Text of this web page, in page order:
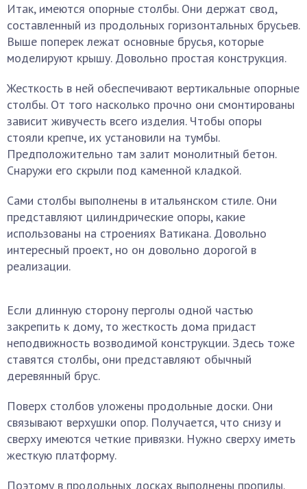
Итак, имеются опорные столбы. Они держат свод,
составленный из продольных горизонтальных брусьев.
Выше поперек лежат основные брусья, которые
моделируют крышу. Довольно простая конструкция.
Жесткость в ней обеспечивают вертикальные опорные
столбы. От того насколько прочно они смонтированы
зависит живучесть всего изделия. Чтобы опоры
стояли крепче, их установили на тумбы.
Предположительно там залит монолитный бетон.
Снаружи его скрыли под каменной кладкой.
Сами столбы выполнены в итальянском стиле. Они
представляют цилиндрические опоры, какие
использованы на строениях Ватикана. Довольно
интересный проект, но он довольно дорогой в
реализации.
Если длинную сторону перголы одной частью
закрепить к дому, то жесткость дома придаст
неподвижность возводимой конструкции. Здесь тоже
ставятся столбы, они представляют обычный
деревянный брус.
Поверх столбов уложены продольные доски. Они
связывают верхушки опор. Получается, что снизу и
сверху имеются четкие привязки. Нужно сверху иметь
жесткую платформу.
Поэтому в продольных досках выполнены пропилы.